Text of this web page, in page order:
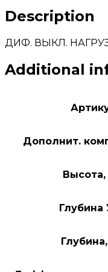
Description
ДИФ. ВЫКЛ.
Additional
Дополнит.
Глубина